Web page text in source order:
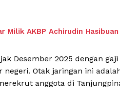
Milik AKBP Achirudin Hasibuan
Desember 2025 dengan
Otak jaringan ini
anggota di